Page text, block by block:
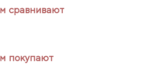
сравнивают
покупают